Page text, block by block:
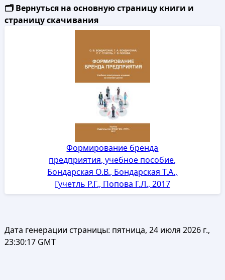
🗂️ Вернуться на основную страницу книги и
страницу скачивания
Формирование бренда
предприятия, учебное пособие,
Бондарская О.В., Бондарская Т.А.,
Гучетль Р.Г., Попова Г.Л., 2017
Дата генерации страницы: пятница, 24 июля 2026 г.,
23:30:17 GMT